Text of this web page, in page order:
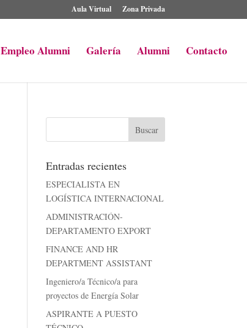
Aula Virtual Zona Privada
Empleo Alumni Galería Alumni Contacto
Entradas recientes
ESPECIALISTA EN
LOGÍSTICA INTERNACIONAL
ADMINISTRACIÓN-
DEPARTAMENTO EXPORT
FINANCE AND HR
DEPARTMENT ASSISTANT
Ingeniero/a Técnico/a para
proyectos de Energía Solar
ASPIRANTE A PUESTO